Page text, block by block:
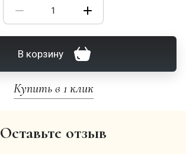
В корзину
Купить в 1 клик
Оставьте отзыв